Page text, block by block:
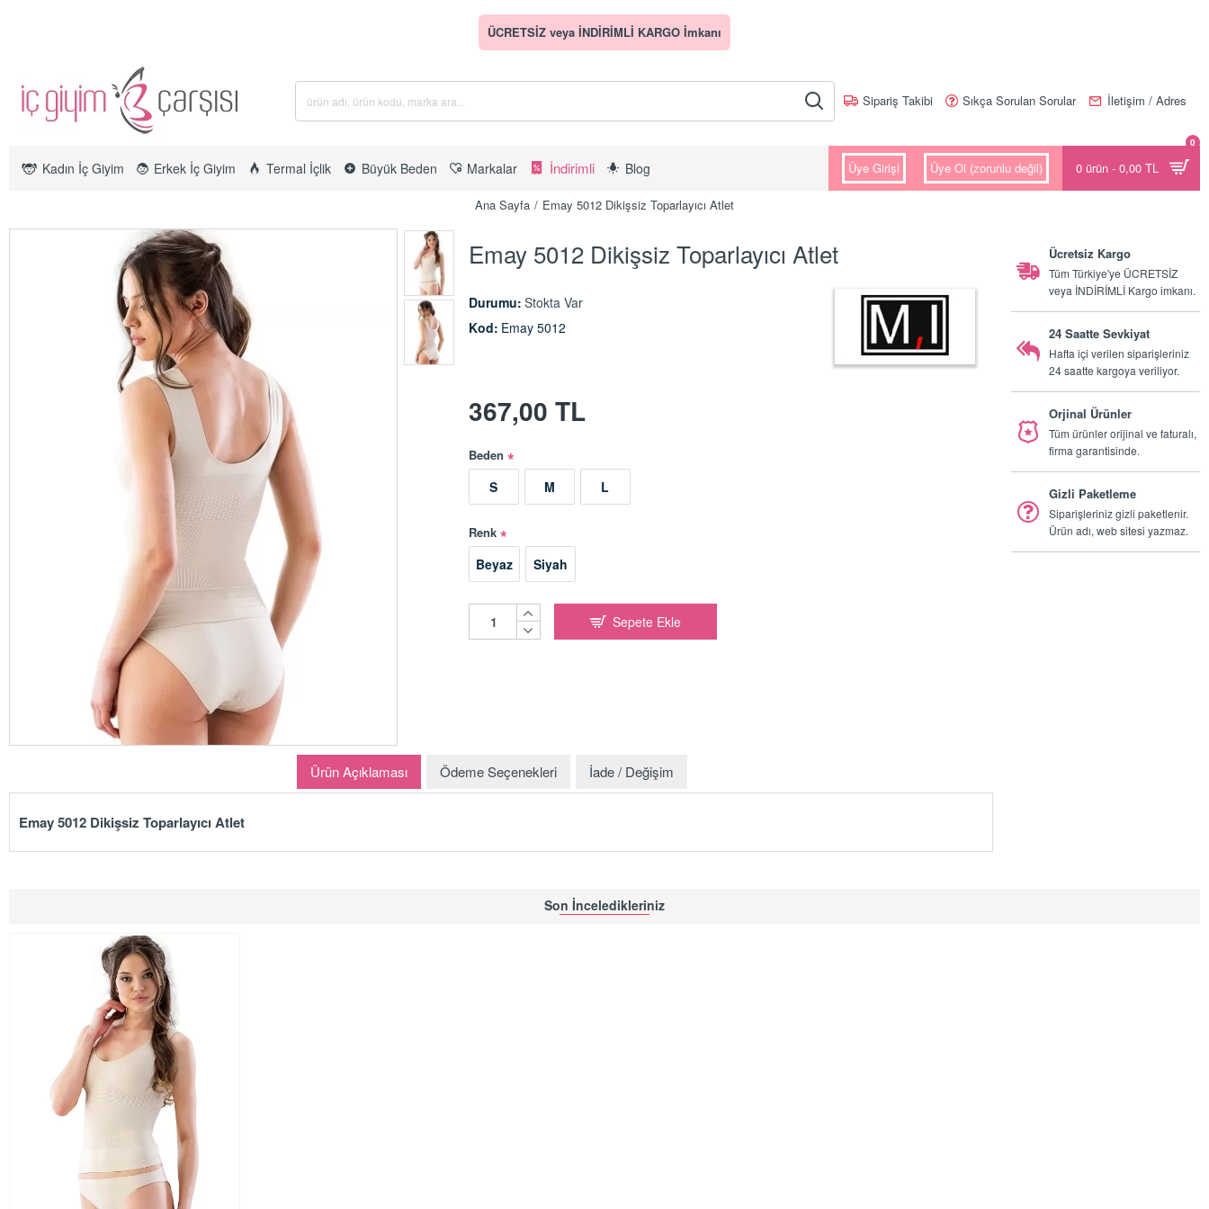
ÜCRETSİZ veya İNDİRİMLİ KARGO İmkanı
Sipariş Takibi Sıkça Sorulan Sorular İletişim / Adres
Kadın İç Giyim Erkek İç Giyim Termal İçlik Büyük Beden Markalar İndirimli Blog Üye Girişi Üye Ol (zorunlu değil) 0 ürün - 0,00 TL
0
Ana Sayfa Emay 5012 Dikişsiz Toparlayıcı Atlet
Emay 5012 Dikişsiz Toparlayıcı Atlet
367,00 TL
Durumu: Stokta Var
Kod: Emay 5012
Beden
S M L
Renk
Beyaz Siyah
Sepete Ekle
Ürün Açıklaması Ödeme Seçenekleri İade / Değişim
Emay 5012 Dikişsiz Toparlayıcı Atlet
Ücretsiz Kargo
Tüm Türkiye'ye ÜCRETSİZ
veya İNDİRİMLİ Kargo imkanı.
24 Saatte Sevkiyat
Hafta içi verilen siparişleriniz
24 saatte kargoya veriliyor.
Orjinal Ürünler
Tüm ürünler orijinal ve faturalı,
firma garantisinde.
Gizli Paketleme
Siparişleriniz gizli paketlenir.
Ürün adı, web sitesi yazmaz.
Son İnceledikleriniz